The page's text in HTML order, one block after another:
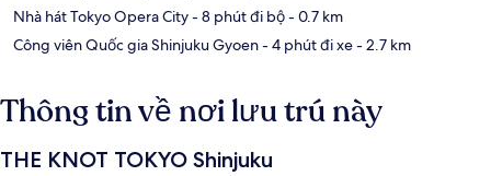
Nhà hát Tokyo Opera City- 8 phút đi bộ- 0.7 km
Công viên Quốc gia Shinjuku Gyoen- 4 phút đi xe- 2.7 km
Thông tin về nơi lưu trú này
THE KNOT TOKYO Shinjuku